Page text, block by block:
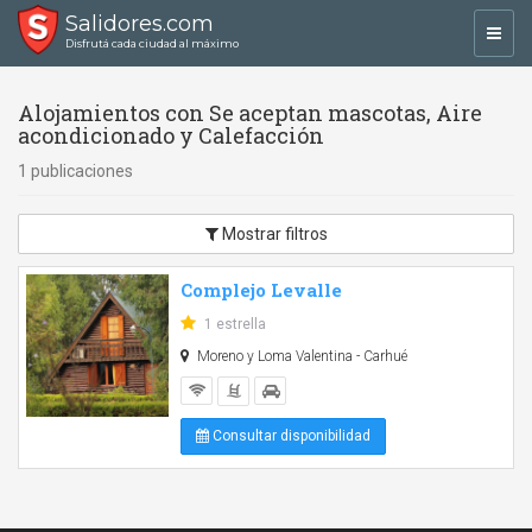
Salidores.com
Disfrutá cada ciudad al máximo
Alojamientos con Se aceptan mascotas, Aire
acondicionado y Calefacción
1 publicaciones
Mostrar filtros
Complejo Levalle
1 estrella
Moreno y Loma Valentina - Carhué
Consultar disponibilidad